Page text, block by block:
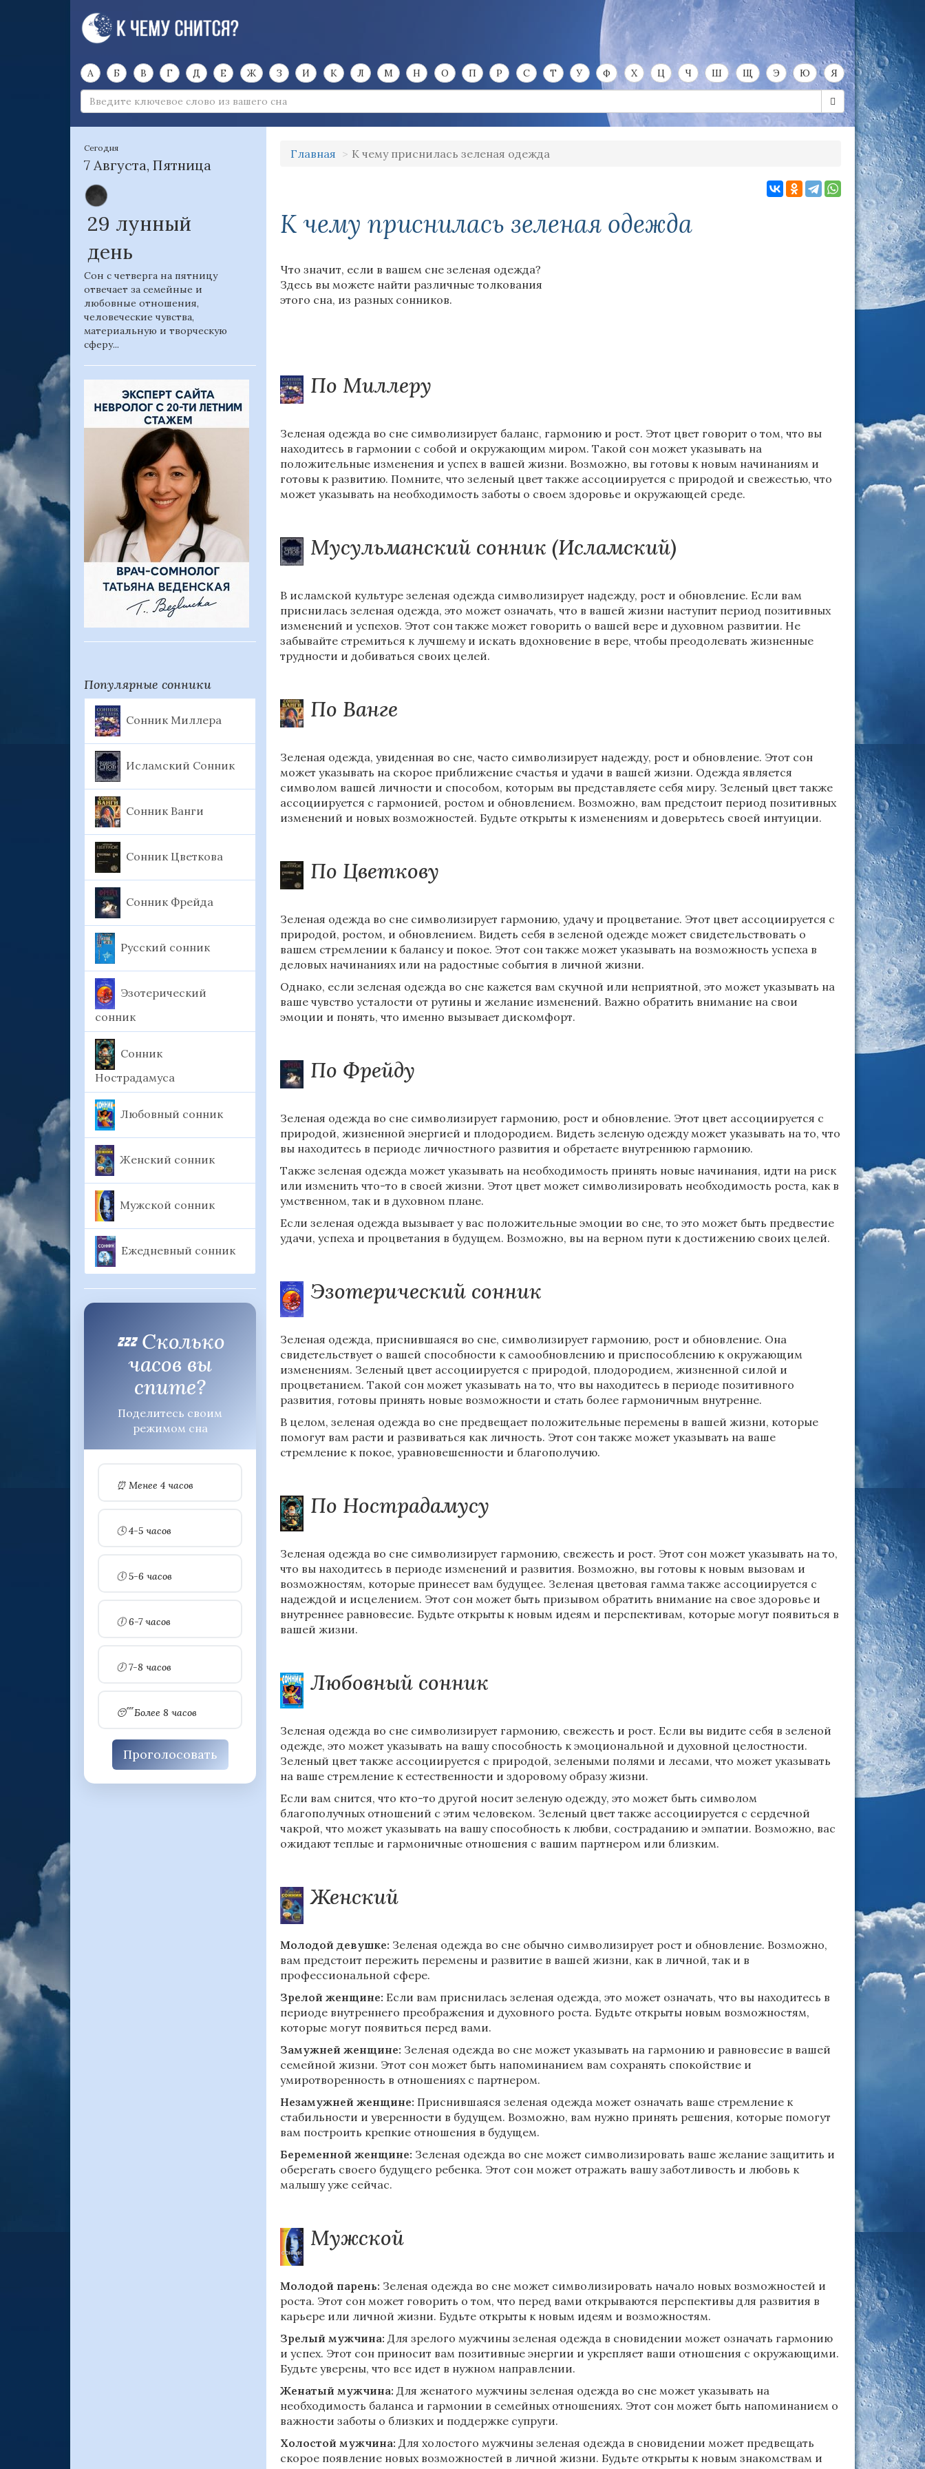
А Б В Г Д Е Ж З И К Л М Н О П Р С Т У Ф Х Ц Ч Ш Щ Э Ю Я
Сегодня
7 Августа, Пятница
29 лунный
день
Сон с четверга на пятницу
отвечает за семейные и
любовные отношения,
человеческие чувства,
материальную и творческую
сферу...
Популярные сонники
Сонник Миллера
Исламский Сонник
Сонник Ванги
Сонник Цветкова
Сонник Фрейда
Русский сонник
Эзотерический
сонник
Сонник
Нострадамуса
Любовный сонник
Женский сонник
Мужской сонник
Ежедневный сонник
💤 Сколько
часов вы
спите?
Поделитесь своим
режимом сна
⏰ Менее 4 часов
🕓 4-5 часов
🕔 5-6 часов
🕕 6-7 часов
🕖 7-8 часов
😴 Более 8 часов
Проголосовать
Главная К чему приснилась зеленая одежда
К чему приснилась зеленая одежда
Что значит, если в вашем сне зеленая одежда?
Здесь вы можете найти различные толкования
этого сна, из разных сонников.
По Миллеру
Зеленая одежда во сне символизирует баланс, гармонию и рост. Этот цвет говорит о том, что вы
находитесь в гармонии с собой и окружающим миром. Такой сон может указывать на
положительные изменения и успех в вашей жизни. Возможно, вы готовы к новым начинаниям и
готовы к развитию. Помните, что зеленый цвет также ассоциируется с природой и свежестью, что
может указывать на необходимость заботы о своем здоровье и окружающей среде.
Мусульманский сонник (Исламский)
В исламской культуре зеленая одежда символизирует надежду, рост и обновление. Если вам
приснилась зеленая одежда, это может означать, что в вашей жизни наступит период позитивных
изменений и успехов. Этот сон также может говорить о вашей вере и духовном развитии. Не
забывайте стремиться к лучшему и искать вдохновение в вере, чтобы преодолевать жизненные
трудности и добиваться своих целей.
По Ванге
Зеленая одежда, увиденная во сне, часто символизирует надежду, рост и обновление. Этот сон
может указывать на скорое приближение счастья и удачи в вашей жизни. Одежда является
символом вашей личности и способом, которым вы представляете себя миру. Зеленый цвет также
ассоциируется с гармонией, ростом и обновлением. Возможно, вам предстоит период позитивных
изменений и новых возможностей. Будьте открыты к изменениям и доверьтесь своей интуиции.
По Цветкову
Зеленая одежда во сне символизирует гармонию, удачу и процветание. Этот цвет ассоциируется с
природой, ростом, и обновлением. Видеть себя в зеленой одежде может свидетельствовать о
вашем стремлении к балансу и покое. Этот сон также может указывать на возможность успеха в
деловых начинаниях или на радостные события в личной жизни.
Однако, если зеленая одежда во сне кажется вам скучной или неприятной, это может указывать на
ваше чувство усталости от рутины и желание изменений. Важно обратить внимание на свои
эмоции и понять, что именно вызывает дискомфорт.
По Фрейду
Зеленая одежда во сне символизирует гармонию, рост и обновление. Этот цвет ассоциируется с
природой, жизненной энергией и плодородием. Видеть зеленую одежду может указывать на то, что
вы находитесь в периоде личностного развития и обретаете внутреннюю гармонию.
Также зеленая одежда может указывать на необходимость принять новые начинания, идти на риск
или изменить что-то в своей жизни. Этот цвет может символизировать необходимость роста, как в
умственном, так и в духовном плане.
Если зеленая одежда вызывает у вас положительные эмоции во сне, то это может быть предвестие
удачи, успеха и процветания в будущем. Возможно, вы на верном пути к достижению своих целей.
Эзотерический сонник
Зеленая одежда, приснившаяся во сне, символизирует гармонию, рост и обновление. Она
свидетельствует о вашей способности к самообновлению и приспособлению к окружающим
изменениям. Зеленый цвет ассоциируется с природой, плодородием, жизненной силой и
процветанием. Такой сон может указывать на то, что вы находитесь в периоде позитивного
развития, готовы принять новые возможности и стать более гармоничным внутренне.
В целом, зеленая одежда во сне предвещает положительные перемены в вашей жизни, которые
помогут вам расти и развиваться как личность. Этот сон также может указывать на ваше
стремление к покое, уравновешенности и благополучию.
По Нострадамусу
Зеленая одежда во сне символизирует гармонию, свежесть и рост. Этот сон может указывать на то,
что вы находитесь в периоде изменений и развития. Возможно, вы готовы к новым вызовам и
возможностям, которые принесет вам будущее. Зеленая цветовая гамма также ассоциируется с
надеждой и исцелением. Этот сон может быть призывом обратить внимание на свое здоровье и
внутреннее равновесие. Будьте открыты к новым идеям и перспективам, которые могут появиться в
вашей жизни.
Любовный сонник
Зеленая одежда во сне символизирует гармонию, свежесть и рост. Если вы видите себя в зеленой
одежде, это может указывать на вашу способность к эмоциональной и духовной целостности.
Зеленый цвет также ассоциируется с природой, зелеными полями и лесами, что может указывать
на ваше стремление к естественности и здоровому образу жизни.
Если вам снится, что кто-то другой носит зеленую одежду, это может быть символом
благополучных отношений с этим человеком. Зеленый цвет также ассоциируется с сердечной
чакрой, что может указывать на вашу способность к любви, состраданию и эмпатии. Возможно, вас
ожидают теплые и гармоничные отношения с вашим партнером или близким.
Женский
Молодой девушке: Зеленая одежда во сне обычно символизирует рост и обновление. Возможно,
вам предстоит пережить перемены и развитие в вашей жизни, как в личной, так и в
профессиональной сфере.
Зрелой женщине: Если вам приснилась зеленая одежда, это может означать, что вы находитесь в
периоде внутреннего преображения и духовного роста. Будьте открыты новым возможностям,
которые могут появиться перед вами.
Замужней женщине: Зеленая одежда во сне может указывать на гармонию и равновесие в вашей
семейной жизни. Этот сон может быть напоминанием вам сохранять спокойствие и
умиротворенность в отношениях с партнером.
Незамужней женщине: Приснившаяся зеленая одежда может означать ваше стремление к
стабильности и уверенности в будущем. Возможно, вам нужно принять решения, которые помогут
вам построить крепкие отношения в будущем.
Беременной женщине: Зеленая одежда во сне может символизировать ваше желание защитить и
оберегать своего будущего ребенка. Этот сон может отражать вашу заботливость и любовь к
малышу уже сейчас.
Мужской
Молодой парень: Зеленая одежда во сне может символизировать начало новых возможностей и
роста. Этот сон может говорить о том, что перед вами открываются перспективы для развития в
карьере или личной жизни. Будьте открыты к новым идеям и возможностям.
Зрелый мужчина: Для зрелого мужчины зеленая одежда в сновидении может означать гармонию
и успех. Этот сон приносит вам позитивные энергии и укрепляет ваши отношения с окружающими.
Будьте уверены, что все идет в нужном направлении.
Женатый мужчина: Для женатого мужчины зеленая одежда во сне может указывать на
необходимость баланса и гармонии в семейных отношениях. Этот сон может быть напоминанием о
важности заботы о близких и поддержке супруги.
Холостой мужчина: Для холостого мужчины зеленая одежда в сновидении может предвещать
скорое появление новых возможностей в личной жизни. Будьте открыты к новым знакомствам и